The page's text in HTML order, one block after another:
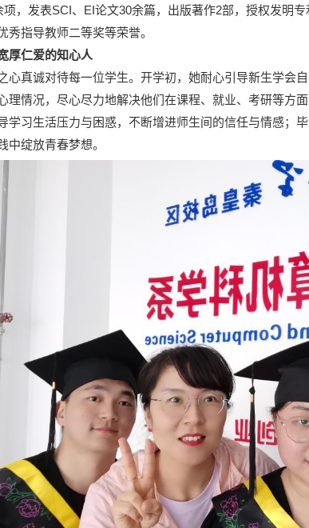
，发表SCI、EI论文30余篇，出版著作2部，授权发明
指导教师二等奖等荣誉。
厚仁爱的知心人
心真诚对待每一位学生。开学初，她耐心引导新生学
理情况，尽心尽力地解决他们在课程、就业、考研等
学习生活压力与困惑，不断增进师生间的信任与情感
绽放青春梦想。